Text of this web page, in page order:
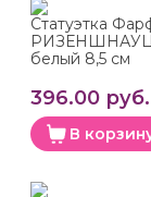
Статуэтка
белый 8,5 см
396.00 руб.
В